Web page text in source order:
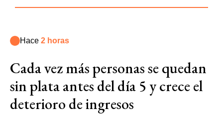
Hace 2 horas
Cada vez más personas se quedan
sin plata antes del día 5 y crece el
deterioro de ingresos